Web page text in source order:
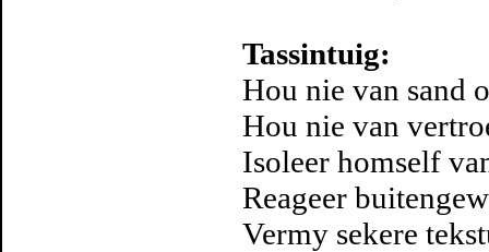
Tassintuig:
Hou nie van sand
Hou nie van
Isoleer homself
Reageer
Vermy sekere